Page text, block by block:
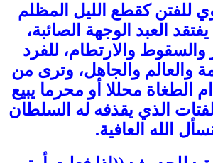
للفتن كقطع الليل المظلم
العبد الوجهة الصائبة،
والسقوط والارتطام، للفرد
والعالم والجاهل، وترى من
الطغاة محللا أو محرما يبيع
الذي يقذفه له السلطان
الله العافية.